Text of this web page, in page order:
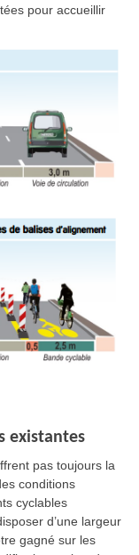
pour accueillir
existantes
pas toujours la
conditions
cyclables
d’une largeur
gagné sur les